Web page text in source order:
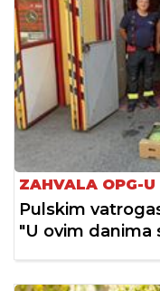
ZAHVALA OPG-U
Pulskim
"U ovim danima